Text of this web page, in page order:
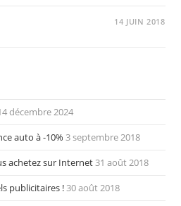
14 JUIN 2018
décembre 2024
auto à -10% 3 septembre 2018
achetez sur Internet31 août 2018
publicitaires !30 août 2018